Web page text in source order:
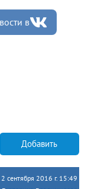
в
Добавить
2 сентября 2016 г. 15:49